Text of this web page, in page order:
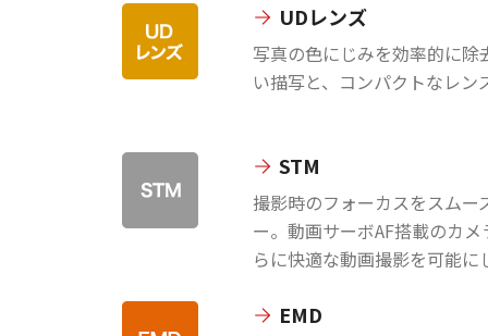
UDレンズ
写真の色にじみを効率的に
い描写と、コンパクトなレン
STM
撮影時のフォーカスをスム
ー。動画サーボAF搭載のカ
らに快適な動画撮影を可能に
EMD